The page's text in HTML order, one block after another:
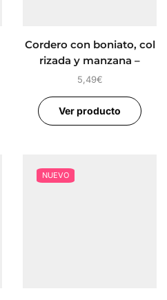
Cordero con boniato, col
rizada y manzana –
Alimento Completo para
5,49€
Ver producto
NUEVO